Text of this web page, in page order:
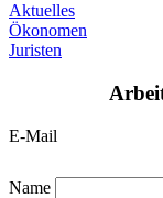
Aktuelles
Ökonomen
Juristen
E-Mail
Name